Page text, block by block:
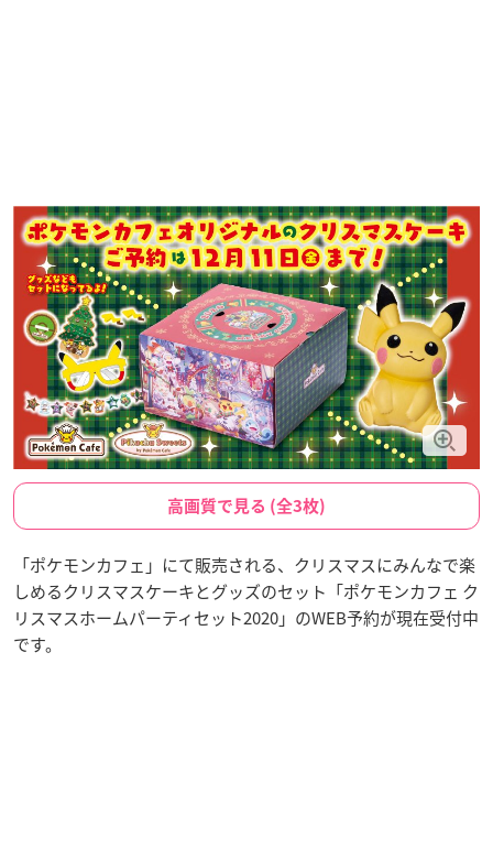
高画質で見る (全3枚)
「ポケモンカフェ」にて販売される、クリスマスにみんなで楽
しめるクリスマスケーキとグッズのセット「ポケモンカフェ ク
リスマスホームパーティセット2020」のWEB予約が現在受付中
です。